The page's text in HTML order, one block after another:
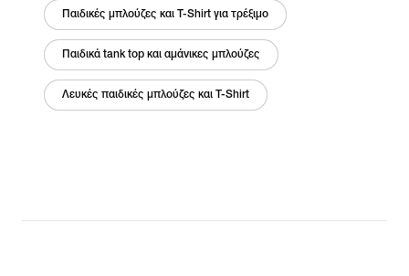
Παιδικές μπλούζες και T-Shirt για τρέξιμο
Παιδικά tank top και αμάνικες μπλούζες
Λευκές παιδικές μπλούζες και T-Shirt